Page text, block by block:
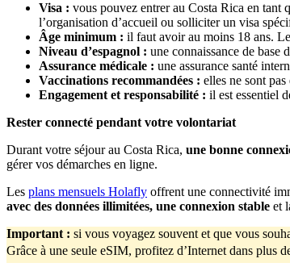
Visa : vous pouvez entrer au Costa Rica en tant
l’organisation d’accueil ou solliciter un visa
Âge minimum : il faut avoir au moins 18 ans.
Niveau d’espagnol : une connaissance de base
Assurance médicale : une assurance santé
Vaccinations recommandées : elles ne sont
Engagement et responsabilité : il est essentiel
Rester connecté pendant votre volontariat
Durant votre séjour au Costa Rica, une bonne
gérer vos démarches en ligne.
Les plans mensuels Holafly offrent une connectivité
avec des données illimitées, une connexion stable et
Important : si vous voyagez souvent et que vous
Grâce à une seule eSIM, profitez d’Internet dans plus